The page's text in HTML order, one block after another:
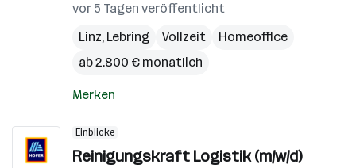
vor 5 Tagen veröffentlicht
Linz, Lebring Vollzeit
Homeoffice
ab 2.800 € monatlich
Merken
Einblicke
Reinigungskraft Logistik (m/w/d)